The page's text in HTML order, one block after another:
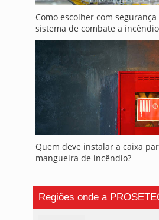
Como escolher com
sistema de combate a
Quem deve instalar a caixa
mangueira de incêndio?
Regiões onde a